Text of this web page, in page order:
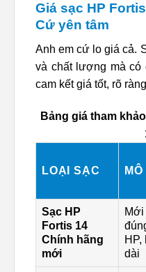
Giá sạc HP
Cứ yên tâm
Anh em cứ lo giá cả.
và chất lượng mà có
cam kết giá tốt, rõ
Bảng giá tham
LOẠI SẠC
Sạc HP
Fortis 14
Chính hãng
mới
Mới
HP,
dài